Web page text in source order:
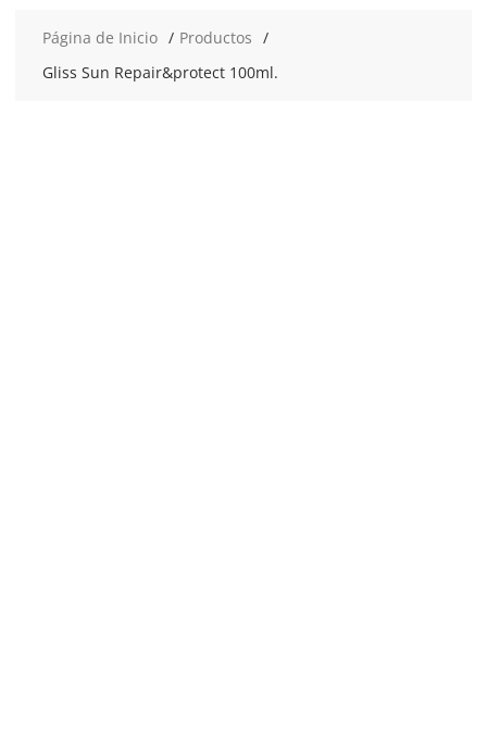
Página de Inicio
Productos
Gliss Sun Repair&protect 100ml.